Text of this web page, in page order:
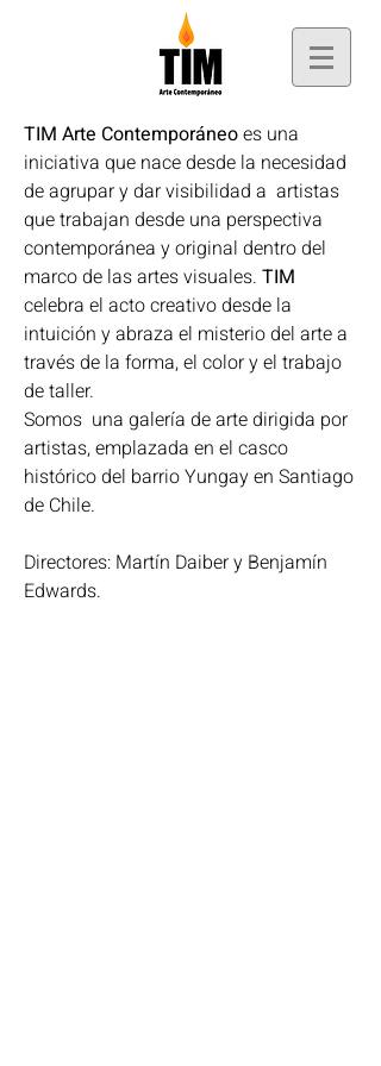
TIM Arte Contemporáneoes una
iniciativa que nace desde la necesidad
de agrupar y dar visibilidad a artistas
que trabajan desde una perspectiva
contemporánea y original dentro del
marco de las artes visuales. TIM
celebra el acto creativo desde la
intuición y abraza el misterio del arte a
través de la forma, el color y el trabajo
de taller.
Somos una galería de arte dirigida por
artistas, emplazada en el casco
histórico del barrio Yungay en Santiago
de Chile.
Directores: Martín Daiber y Benjamín
Edwards.